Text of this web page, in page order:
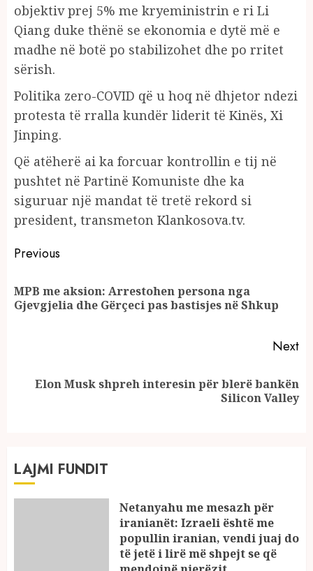
objektiv prej 5% me kryeministrin e ri Li
Qiang duke thënë se ekonomia e dytë më e
madhe në botë po stabilizohet dhe po rritet
sërish.
Politika zero-COVID që u hoq në dhjetor ndezi
protesta të rralla kundër liderit të Kinës, Xi
Jinping.
Që atëherë ai ka forcuar kontrollin e tij në
pushtet në Partinë Komuniste dhe ka
siguruar një mandat të tretë rekord si
president, transmeton Klankosova.tv.
Continue
Reading
Previous
MPB me aksion: Arrestohen persona nga
Gjevgjelia dhe Gërçeci pas bastisjes në Shkup
Next
NextElon Musk shpreh interesin për blerë bankën
Silicon Valley
LAJMI FUNDIT
Netanyahu me mesazh për
iranianët: Izraeli është me
popullin iranian, vendi juaj do
të jetë i lirë më shpejt se që